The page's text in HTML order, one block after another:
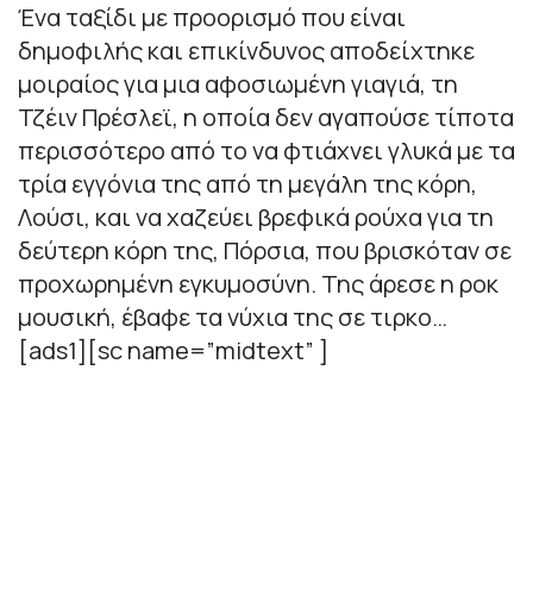
Ένα ταξίδι με προορισμό που είναι
δημοφιλής και επικίνδυνος αποδείχτηκε
μοιραίος για μια αφοσιωμένη γιαγιά, τη
Τζέιν Πρέσλεϊ, η οποία δεν αγαπούσε τίποτα
περισσότερο από το να φτιάχνει γλυκά με τα
τρία εγγόνια της από τη μεγάλη της κόρη,
Λούσι, και να χαζεύει βρεφικά ρούχα για τη
δεύτερη κόρη της, Πόρσια, που βρισκόταν σε
προχωρημένη εγκυμοσύνη. Της άρεσε η ροκ
μουσική, έβαφε τα νύχια της σε τιρκο…
[ads1][sc name=”midtext” ]